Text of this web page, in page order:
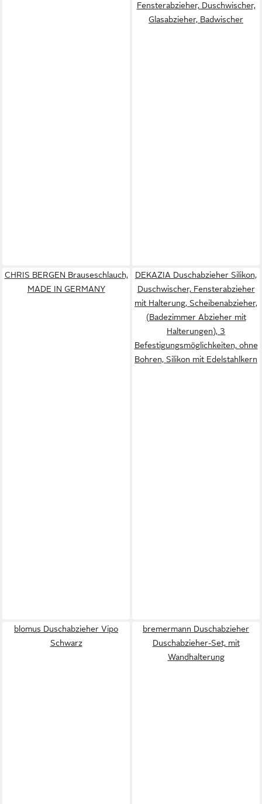
Fensterabzieher, Duschwischer,
Glasabzieher, Badwischer
CHRIS BERGEN Brauseschlauch,
MADE IN GERMANY
DEKAZIA Duschabzieher Silikon,
Duschwischer, Fensterabzieher
mit Halterung, Scheibenabzieher,
(Badezimmer Abzieher mit
Halterungen), 3
Befestigungsmöglichkeiten, ohne
Bohren, Silikon mit Edelstahlkern
blomus Duschabzieher Vipo
Schwarz
bremermann Duschabzieher
Duschabzieher-Set, mit
Wandhalterung